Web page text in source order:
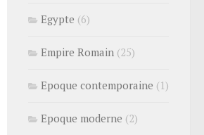
Egypte (6)
Empire Romain (25)
Epoque contemporaine (1)
Epoque moderne (2)